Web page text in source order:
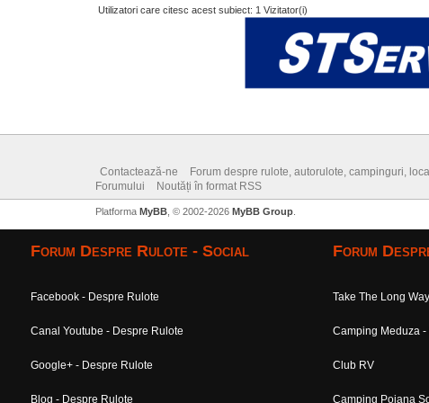
Utilizatori care citesc acest subiect: 1 Vizitator(i)
Contactează-ne Forum despre rulote, autorulote, campinguri,
Forumului
Noutăți în format RSS
Platforma MyBB, © 2002-2026 MyBB Group.
Forum Despre Rulote - Social
Facebook - Despre Rulote
Canal Youtube - Despre Rulote
Google+ - Despre Rulote
Blog - Despre Rulote
Forum
Take The Long
Camping Meduza -
Club RV
Camping Poiana